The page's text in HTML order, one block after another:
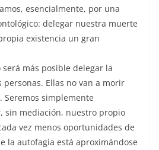
esencialmente, por una
delegar nuestra muerte
existencia un gran
será más posible delegar la
Ellas no van a morir
Seremos simplemente
sin mediación, nuestro propio
vez menos oportunidades de
la autofagia está aproximándose